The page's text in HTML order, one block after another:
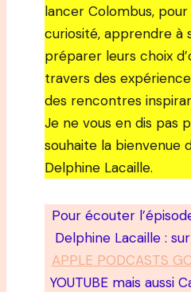
lancer Colombus,
curiosité, apprendre à
préparer leurs choix
travers des
des rencontres
Je ne vous en dis pas
souhaite la bienvenue
Delphine Lacaille.
Pour écouter
Delphine Lacaille : sur
APPLE PODCASTS
YOUTUBE mais aussi